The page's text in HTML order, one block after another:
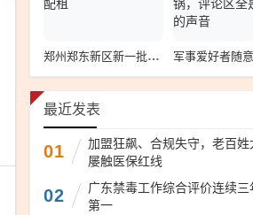
郑州郑东新区新一批人才公寓即将上线配租
最近发表
01
加盟狂飙、合规失守，老百姓
屡触医保红线
02
广东禁毒工作综合评价连续三
第一